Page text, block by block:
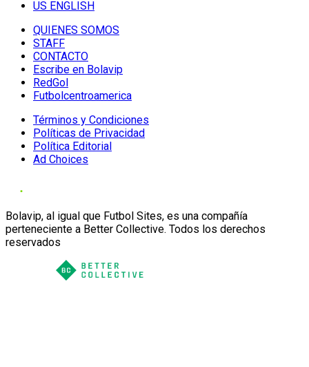
US ENGLISH
QUIENES SOMOS
STAFF
CONTACTO
Escribe en Bolavip
RedGol
Futbolcentroamerica
Términos y Condiciones
Políticas de Privacidad
Política Editorial
Ad Choices
Bolavip, al igual que Futbol Sites, es una compañía
perteneciente a Better Collective. Todos los derechos
reservados